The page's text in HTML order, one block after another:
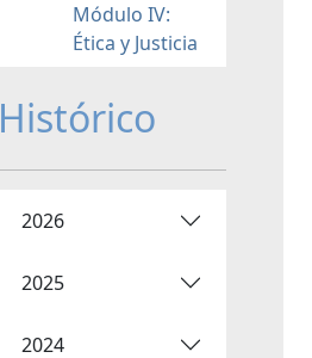
Módulo IV:
Ética y Justicia
Histórico
2026
2025
2024